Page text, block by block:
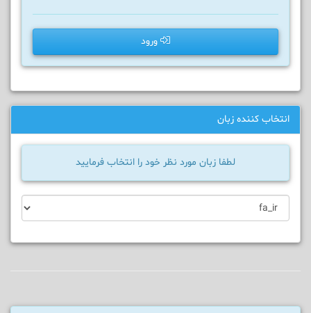
ورود
انتخاب کننده زبان
لطفا زبان مورد نظر خود را انتخاب فرمایید